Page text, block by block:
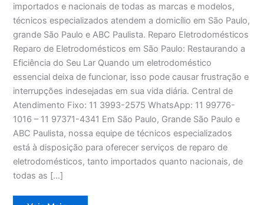
importados e nacionais de todas as marcas e modelos,
técnicos especializados atendem a domicílio em São Paulo,
grande São Paulo e ABC Paulista. Reparo Eletrodomésticos
Reparo de Eletrodomésticos em São Paulo: Restaurando a
Eficiência do Seu Lar Quando um eletrodoméstico
essencial deixa de funcionar, isso pode causar frustração e
interrupções indesejadas em sua vida diária. Central de
Atendimento Fixo: 11 3993-2575 WhatsApp: 11 99776-
1016 – 11 97371-4341 Em São Paulo, Grande São Paulo e
ABC Paulista, nossa equipe de técnicos especializados
está à disposição para oferecer serviços de reparo de
eletrodomésticos, tanto importados quanto nacionais, de
todas as […]